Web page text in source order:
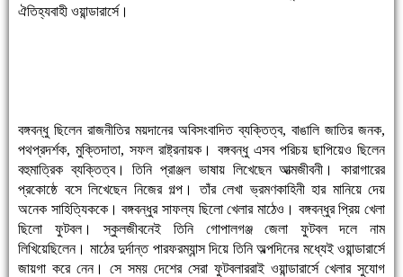
ঐতিহ্যবাহী ওয়ান্ডারার্সে।
বঙ্গবন্ধু ছিলেন রাজনীতির ময়দানের অবিসংবাদিত ব্যক্তিত্ব, বাঙালি জাতির জনক,
পথপ্রদর্শক, মুক্তিদাতা, সফল রাষ্ট্রনায়ক। বঙ্গবন্ধু এসব পরিচয় ছাপিয়েও ছিলেন
বহুমাত্রিক ব্যক্তিত্ব। তিনি প্রাঞ্জল ভাষায় লিখেছেন আত্মজীবনী। কারাগারের
প্রকোষ্ঠে বসে লিখেছেন নিজের গল্প। তাঁর লেখা ভ্রমণকাহিনী হার মানিয়ে দেয়
অনেক সাহিত্যিককে। বঙ্গবন্ধুর সাফল্য ছিলো খেলার মাঠেও। বঙ্গবন্ধুর প্রিয় খেলা
ছিলো ফুটবল। স্কুলজীবনেই তিনি গোপালগঞ্জ জেলা ফুটবল দলে নাম
লিখিয়েছিলেন। মাঠের দুর্দান্ত পারফরম্যান্স দিয়ে তিনি অল্পদিনের মধ্যেই ওয়ান্ডারার্সে
জায়গা করে নেন। সে সময় দেশের সেরা ফুটবলাররাই ওয়ান্ডারার্সে খেলার সুযোগ